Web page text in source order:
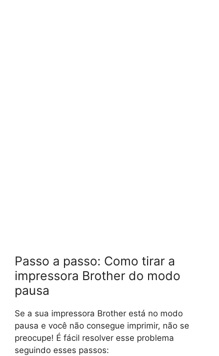
Passo a passo: Como tirar a
impressora Brother do modo
pausa
Se a sua impressora Brother está no modo
pausa e você não consegue imprimir, não se
preocupe! É fácil resolver esse problema
seguindo esses passos: